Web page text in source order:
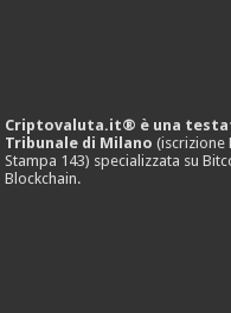
Criptovaluta.it® è una
Tribunale di Milano (iscrizione
Stampa 143) specializzata su
Blockchain.